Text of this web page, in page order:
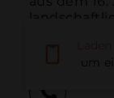
um